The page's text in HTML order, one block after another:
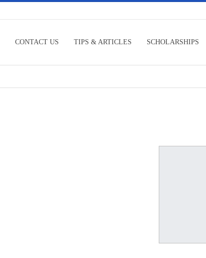
SCHOLARSHIPS
TIPS & ARTICLES
CONTACT US